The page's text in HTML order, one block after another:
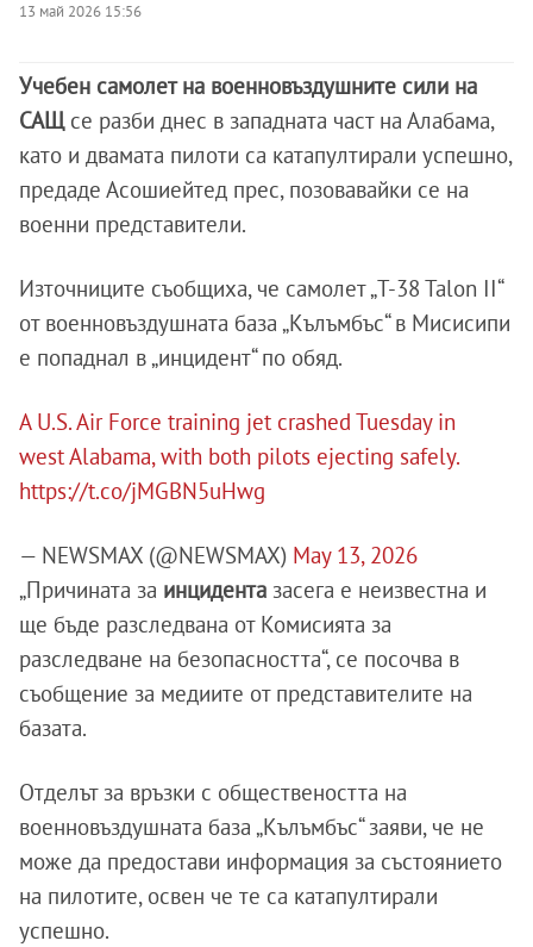
13 май 2026 15:56
Учебен самолет на военновъздушните сили на
САЩсе разби днес в западната част на Алабама,
като и двамата пилоти са катапултирали успешно,
предаде Асошиейтед прес, позовавайки се на
военни представители.
Източниците съобщиха, че самолет „T-38 Talon II“
от военновъздушната база „Кълъмбъс“ в Мисисипи
е попаднал в „инцидент“ по обяд.
A U.S. Air Force training jet crashed Tuesday in
west Alabama, with both pilots ejecting safely.
https://t.co/jMGBN5uHwg
— NEWSMAX (@NEWSMAX) May 13, 2026
„Причината за инцидента засега е неизвестна и
ще бъде разследвана от Комисията за
разследване на безопасността“, се посочва в
съобщение за медиите от представителите на
базата.
Отделът за връзки с обществеността на
военновъздушната база „Кълъмбъс“ заяви, че не
може да предостави информация за състоянието
на пилотите, освен че те са катапултирали
успешно.